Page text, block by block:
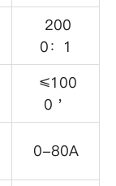
200
0：1
≤100
0＇
0-80A